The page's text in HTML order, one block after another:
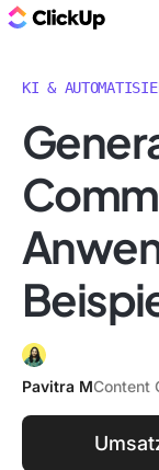
KI &
Pavitra MContent